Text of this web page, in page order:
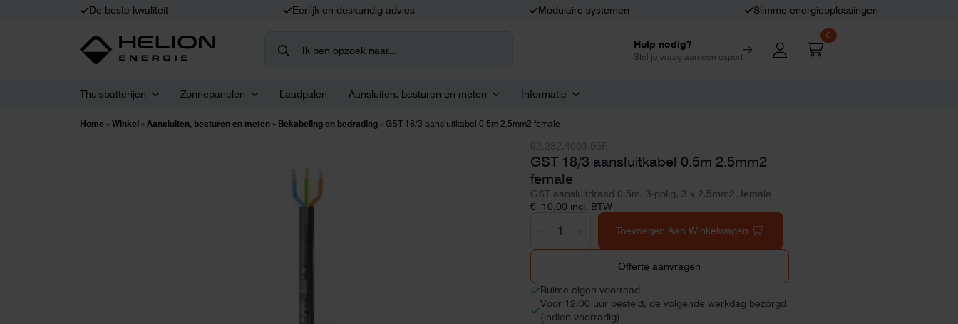
De beste kwaliteit Eerlijk en deskundig advies Modulaire systemen Slimme energieoplossingen
for:
Hulp nodig?
Stel je vraag aan een expert
0
Thuisbatterijen Zonnepanelen Laadpalen Aansluiten, besturen en meten Informatie
Home » Winkel » Aansluiten, besturen en meten » Bekabeling en bedrading » GST 18/3 aansluitkabel 0.5m 2.5mm2 female
GST 18/3 aansluitkabel 0.5m 2.5mm2
female
GST aansluitdraad 0.5m, 3-polig, 3 x 2.5mm2, female
€ 10,00 incl. BTW
18/3
aansluitkabel
0.5m
aantal
Toevoegen Aan Winkelwagen
Offerte aanvragen
Ruime eigen voorraad
Voor 12:00 uur besteld, de volgende werkdag bezorgd
(indien voorradig)